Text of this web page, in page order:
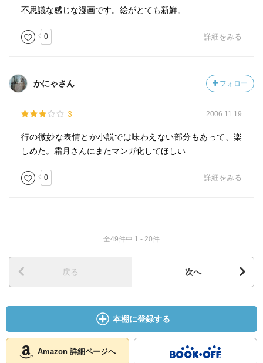
不思議な感じな漫画です。絵がとても新鮮。
0 詳細をみる
かにゃさん フォロー
3 2006.11.19
行の微妙な表情とか小説では味わえない部分もあって、楽
しめた。霜月さんにまたマンガ化してほしい
0 詳細をみる
全49件中 1 - 20件
戻る 次へ
本棚に登録する
Amazon 詳細ページへ